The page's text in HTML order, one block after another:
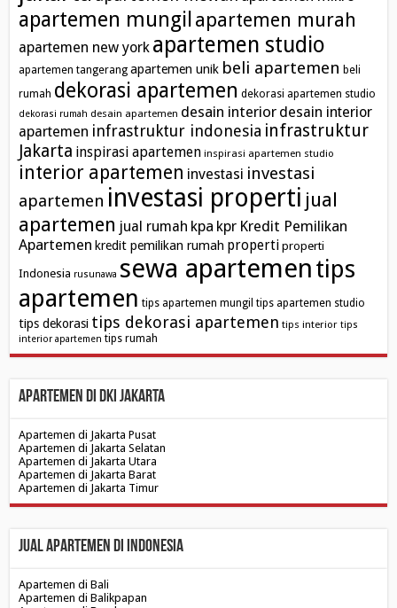
apartemen mungil apartemen murah
apartemen new york apartemen studio
apartemen tangerang apartemen unik beli apartemen beli
rumah dekorasi apartemen dekorasi apartemen studio
dekorasi rumah desain apartemen desain interior desain interior
apartemen infrastruktur indonesia infrastruktur
Jakarta inspirasi apartemen inspirasi apartemen studio
interior apartemen investasi investasi
apartemen investasi properti jual
apartemen jual rumah kpa kpr Kredit Pemilikan
Apartemen kredit pemilikan rumah properti properti
Indonesia rusunawa sewa apartementips
apartemen tips apartemen mungil tips apartemen studio
tips dekorasi tips dekorasi apartemen tips interior tips
interior apartemen tips rumah
Apartemen di DKI Jakarta
Apartemen di Jakarta Pusat
Apartemen di Jakarta Selatan
Apartemen di Jakarta Utara
Apartemen di Jakarta Barat
Apartemen di Jakarta Timur
Jual Apartemen di Indonesia
Apartemen di Bali
Apartemen di Balikpapan